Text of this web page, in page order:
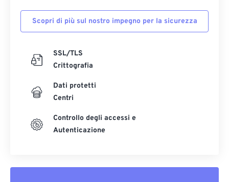
Scopri di più sul nostro impegno per la sicurezza
SSL/TLS
Crittografia
Dati protetti
Centri
Controllo degli accessi e
Autenticazione